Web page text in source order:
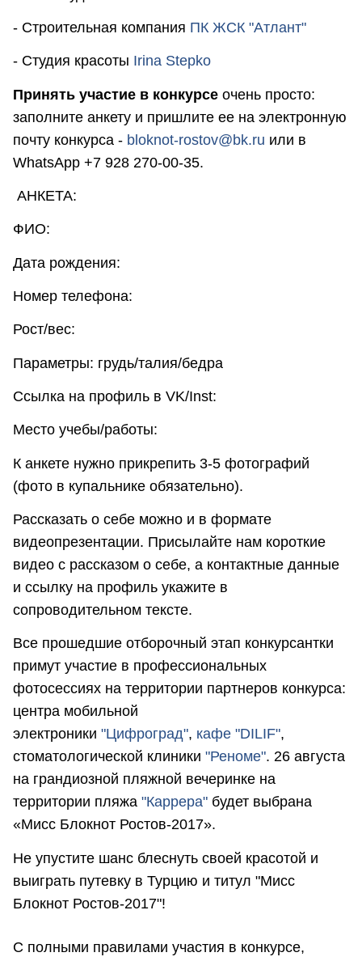
- Строительная компания ПК ЖСК "Атлант"
- Студия красоты Irina Stepko
Принять участие в конкурсе очень просто:
заполните анкету и пришлите ее на электронную
почту конкурса - bloknot-rostov@bk.ru или в
WhatsApp +7 928 270-00-35.
АНКЕТА:
ФИО:
Дата рождения:
Номер телефона:
Рост/вес:
Параметры: грудь/талия/бедра
Ссылка на профиль в VK/Inst:
Место учебы/работы:
К анкете нужно прикрепить 3-5 фотографий
(фото в купальнике обязательно).
Рассказать о себе можно и в формате
видеопрезентации. Присылайте нам короткие
видео с рассказом о себе, а контактные данные
и ссылку на профиль укажите в
сопроводительном тексте.
Все прошедшие отборочный этап конкурсантки
примут участие в профессиональных
фотосессиях на территории партнеров конкурса:
центра мобильной
электроники "Цифроград", кафе "DILIF",
стоматологической клиники "Реноме". 26 августа
на грандиозной пляжной вечеринке на
территории пляжа "Каррера" будет выбрана
«Мисс Блокнот Ростов-2017».
Не упустите шанс блеснуть своей красотой и
выиграть путевку в Турцию и титул "Мисс
Блокнот Ростов-2017"!
С полными правилами участия в конкурсе,